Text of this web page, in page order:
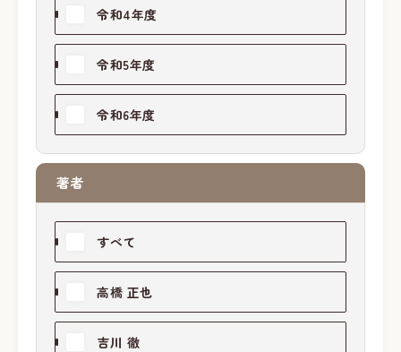
令和4年度
令和5年度
令和6年度
著者
すべて
高橋 正也
吉川 徹